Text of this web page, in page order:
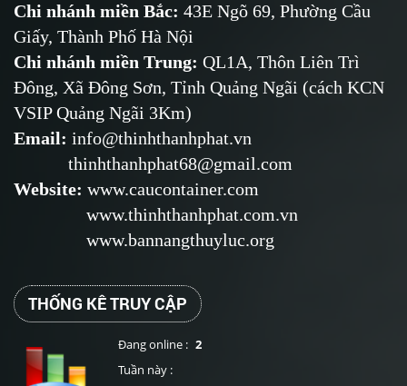
Chi nhánh miền Bắc: 43E Ngõ 69, Phường Cầu
Giấy, Thành Phố Hà Nội
Chi nhánh miền Trung: QL1A, Thôn Liên Trì
Đông, Xã Đông Sơn, Tỉnh Quảng Ngãi (cách KCN
VSIP Quảng Ngãi 3Km)
Email: info@thinhthanhphat.vn
thinhthanhphat68@gmail.com
Website: www.caucontainer.com
www.thinhthanhphat.com.vn
www.bannangthuyluc.org
THỐNG KÊ TRUY CẬP
Đang online : 2
Tuần này :